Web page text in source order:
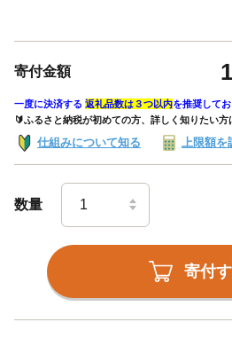
寄付金額
一度に決済する 返礼品数は３つ以内を推奨してお
🔰ふるさと納税が初めての方、詳しく知りたい方
仕組みについて知る 上限額
数量
寄付